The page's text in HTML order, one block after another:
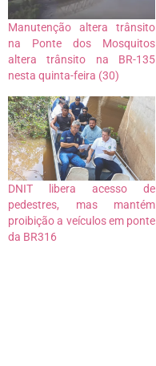
Manutenção altera trânsito
na Ponte dos Mosquitos
altera trânsito na BR-135
nesta quinta-feira (30)
DNIT libera acesso de
pedestres, mas mantém
proibição a veículos em ponte
da BR316